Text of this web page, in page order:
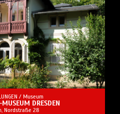
/ Museum
MUSEUM DRESDEN
Nordstraße 28